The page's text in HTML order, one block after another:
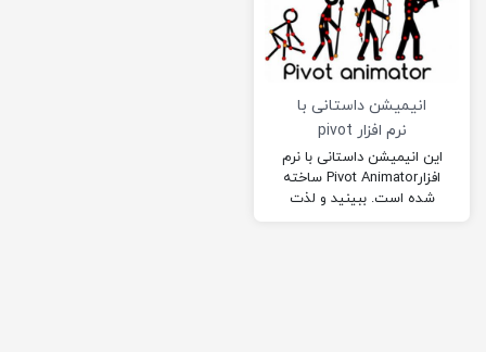
انیمیشن داستانی با
نرم افزار pivot
animator
این انیمیشن داستانی با نرم
افزارPivot Animator ساخته
شده است. ببینید و لذت